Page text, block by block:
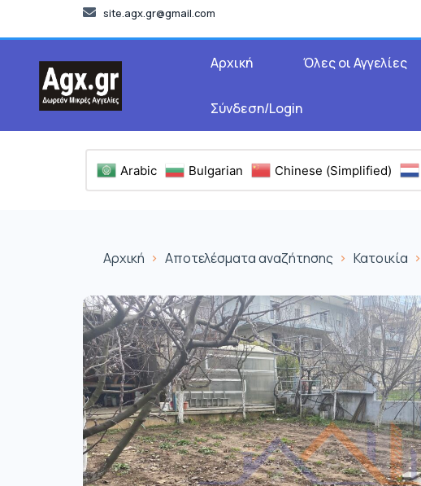
site.agx.gr@gmail.com
Αρχική Όλες οι Αγγελίες
Σύνδεση/Login
Arabic Bulgarian Chinese (Simplified)
Αρχική Αποτελέσματα αναζήτησης Κατοικία